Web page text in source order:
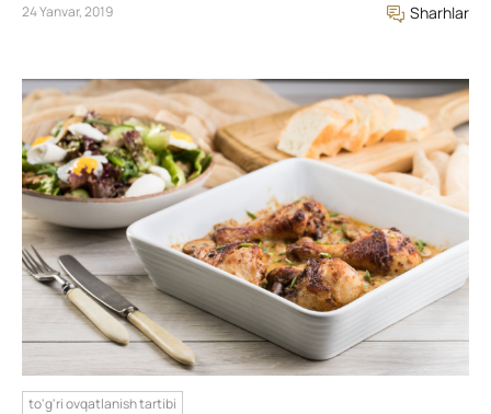
24 Yanvar, 2019 Sharhlar
to'g'ri ovqatlanish tartibi